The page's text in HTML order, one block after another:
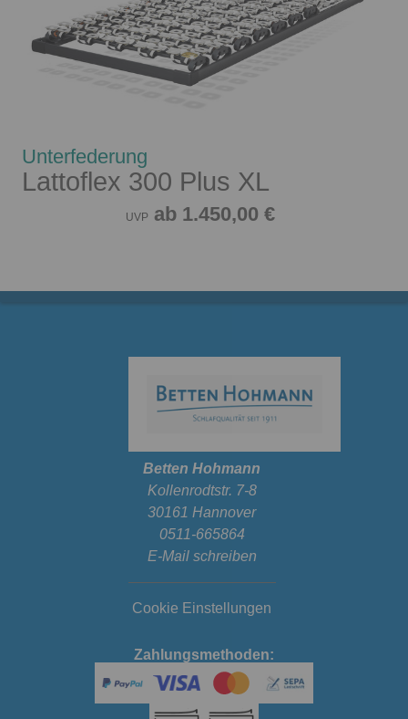
Unterfederung
Lattoflex 300 Plus XL
UVP ab 1.450,00 €
Betten Hohmann
Kollenrodtstr. 7-8
30161 Hannover
0511-665864
E-Mail schreiben
Cookie Einstellungen
Zahlungsmethoden: